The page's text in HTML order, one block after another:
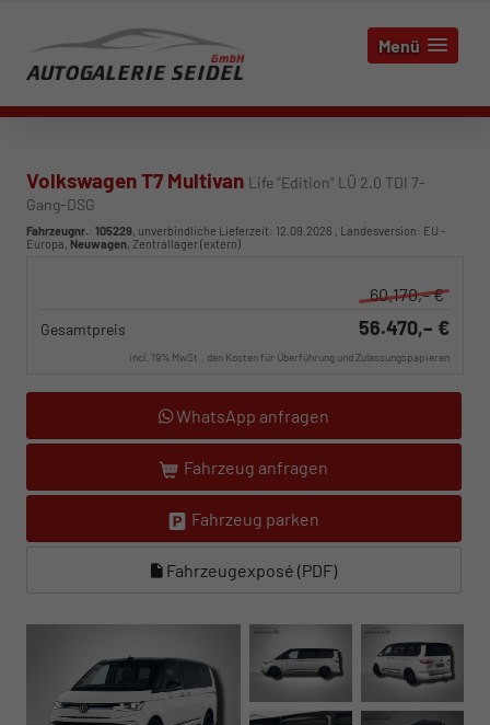
Menü
Volkswagen T7 Multivan Life "Edition" LÜ 2.0 TDI 7-
Gang-DSG
Fahrzeugnr.: 105229, unverbindliche Lieferzeit: 12.09.2026 , Landesversion: EU -
Europa, Neuwagen, Zentrallager (extern)
60.170,– €
Gesamtpreis 56.470,– €
incl. 19% MwSt., den Kosten für Überführung und Zulassungspapieren
WhatsApp anfragen
Fahrzeug anfragen
Fahrzeug parken
Fahrzeugexposé (PDF)